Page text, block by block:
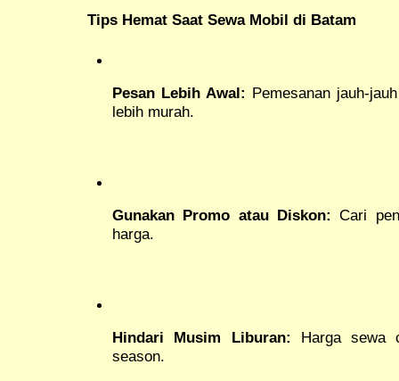
Tips Hemat Saat Sewa Mobil di Batam
Pesan Lebih Awal: Pemesanan jauh-
lebih murah.
Gunakan Promo atau Diskon: Cari
harga.
Hindari Musim Liburan: Harga sewa
season.